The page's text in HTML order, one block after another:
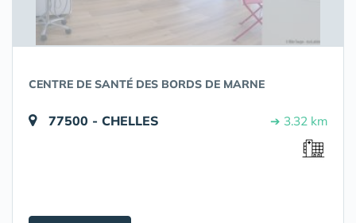
CENTRE DE SANTÉ DES BORDS DE MARNE
77500 - CHELLES ➔ 3.32 km